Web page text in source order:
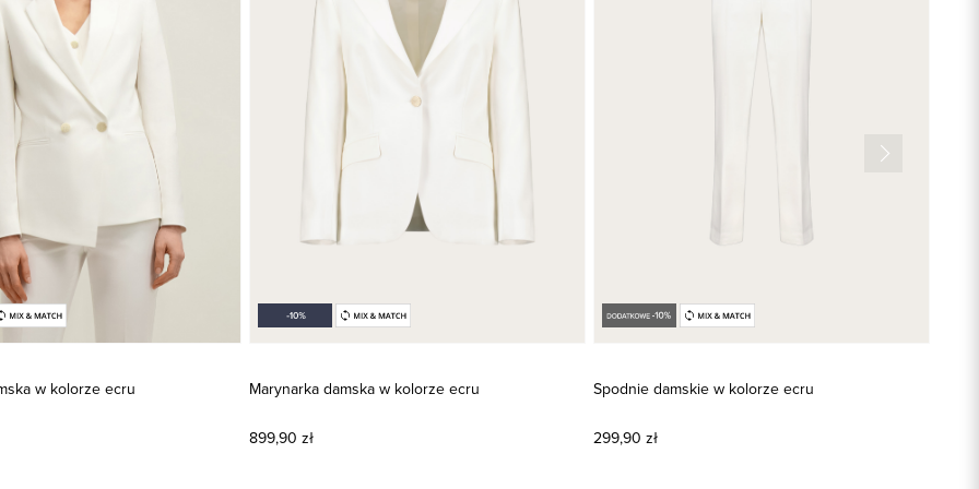
w kolorze ecru Marynarka damska w kolorze ecru
899,90 zł
Spodnie damskie w kolorze ecru
299,90 zł